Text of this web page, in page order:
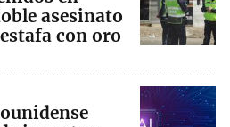
asesinato
con oro